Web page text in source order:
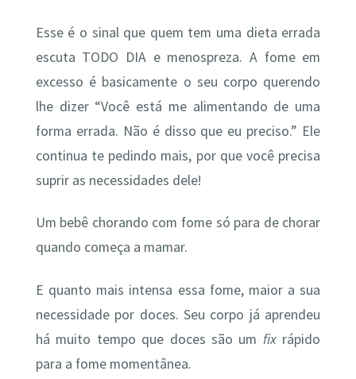
Esse é o sinal que quem tem uma dieta errada
escuta TODO DIA e menospreza. A fome em
excesso é basicamente o seu corpo querendo
lhe dizer “Você está me alimentando de uma
forma errada. Não é disso que eu preciso.” Ele
continua te pedindo mais, por que você precisa
suprir as necessidades dele!
Um bebê chorando com fome só para de chorar
quando começa a mamar.
E quanto mais intensa essa fome, maior a sua
necessidade por doces. Seu corpo já aprendeu
há muito tempo que doces são um fixrápido
para a fome momentânea.